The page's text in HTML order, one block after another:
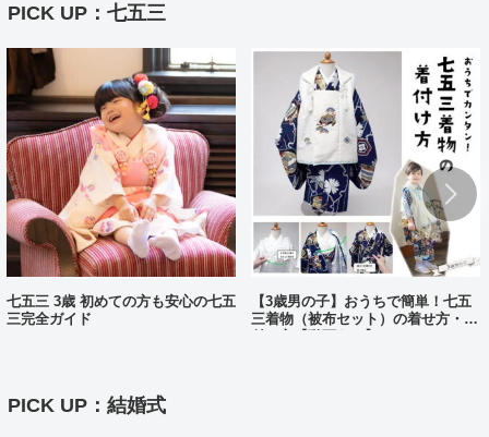
PICK UP：七五三
七五三 3歳 初めての方も安心の七五
三完全ガイド
【3歳男の子】おうちで簡単！七五
三着物（被布セット）の着せ方・着
付け方【動画あり】
PICK UP：結婚式